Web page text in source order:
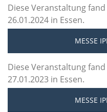
Diese Veranstaltung
26.01.2024 in Essen.
MESSE
Diese Veranstaltung
27.01.2023 in Essen.
MESSE